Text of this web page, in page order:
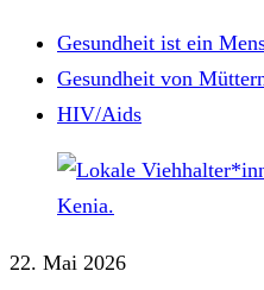
Gesundheit ist ein
Gesundheit von
HIV/Aids
22. Mai 2026